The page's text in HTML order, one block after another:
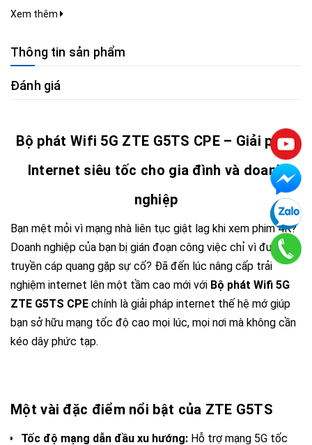
Xem thêm
Thông tin sản phẩm
Đánh giá
Bộ phát Wifi 5G ZTE G5TS CPE – Giải pháp
Internet siêu tốc cho gia đình và doanh
nghiệp
Bạn mệt mỏi vì mạng nhà liên tục giật lag khi xem phim 4K?
Doanh nghiệp của bạn bị gián đoạn công việc chỉ vì đường
truyền cáp quang gặp sự cố? Đã đến lúc nâng cấp trải
nghiệm internet lên một tầm cao mới với Bộ phát Wifi 5G
ZTE G5TS CPE chính là giải pháp internet thế hệ mớ giúp
bạn sở hữu mạng tốc độ cao mọi lúc, mọi nơi mà không cần
kéo dây phức tạp.
Một vài đặc điểm nổi bật của ZTE G5TS
Tốc độ mạng dẫn đầu xu hướng: Hỗ trợ mạng 5G tốc